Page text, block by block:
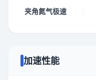
夹角氮气极速
加速性能